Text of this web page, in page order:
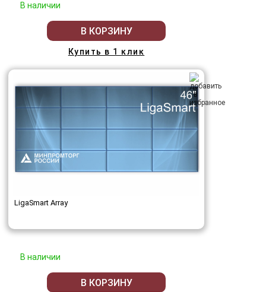
В наличии
В КОРЗИНУ
Купить в 1 клик
LigaSmart Array
В наличии
В КОРЗИНУ